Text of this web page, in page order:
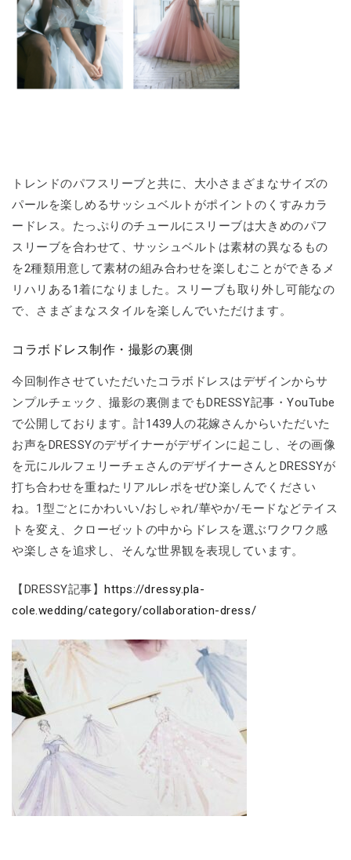
トレンドのパフスリーブと共に、大小さまざまなサイズの
パールを楽しめるサッシュベルトがポイントのくすみカラ
ードレス。たっぷりのチュールにスリーブは大きめのパフ
スリーブを合わせて、サッシュベルトは素材の異なるもの
を2種類用意して素材の組み合わせを楽しむことができるメ
リハリある1着になりました。スリーブも取り外し可能なの
で、さまざまなスタイルを楽しんでいただけます。
コラボドレス制作・撮影の裏側
今回制作させていただいたコラボドレスはデザインからサ
ンプルチェック、撮影の裏側までもDRESSY記事・YouTube
で公開しております。計1439人の花嫁さんからいただいた
お声をDRESSYのデザイナーがデザインに起こし、その画像
を元にルルフェリーチェさんのデザイナーさんとDRESSYが
打ち合わせを重ねたリアルレポをぜひ楽しんでください
ね。1型ごとにかわいい/おしゃれ/華やか/モードなどテイス
トを変え、クローゼットの中からドレスを選ぶワクワク感
や楽しさを追求し、そんな世界観を表現しています。
【DRESSY記事】https://dressy.pla-
cole.wedding/category/collaboration-dress/